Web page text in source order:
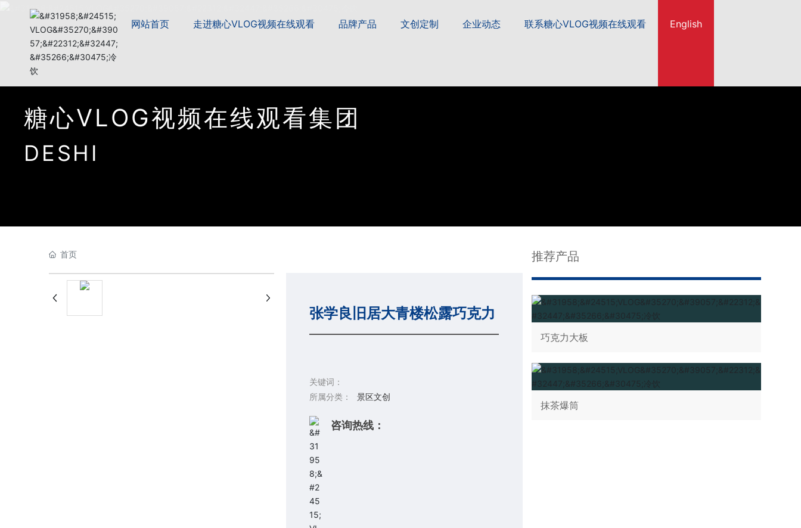
网站首页 走进糖心VLOG视频在线观看 品牌产品 文创定制 企业动态 联系糖心VLOG视频在线观看 English
糖心VLOG视频在线观看集团
D ESH I
首页
张学良旧居大青楼松露巧克力
关键词：
所属分类：
景区文创
咨询热线：
推荐产品
巧克力大板
抹茶爆筒